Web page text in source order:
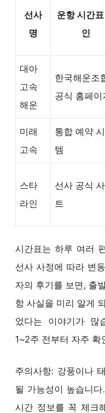
선사
명
운항 시간
인
대아
고속
해운
한국해운조
공식 홈페이
미래
고속
통합 예약
템
스타
라인
선사 공식
트
시간표는 하루 여러
선사 사정에 따라 변
자의 후기를 보면, 출
항 사실을 미리 알게
었다는 이야기가 많
1~2주 전부터 자주 확
주의사항: 강풍이나
될 가능성이 높습니
시간 정보를 꼭 체크